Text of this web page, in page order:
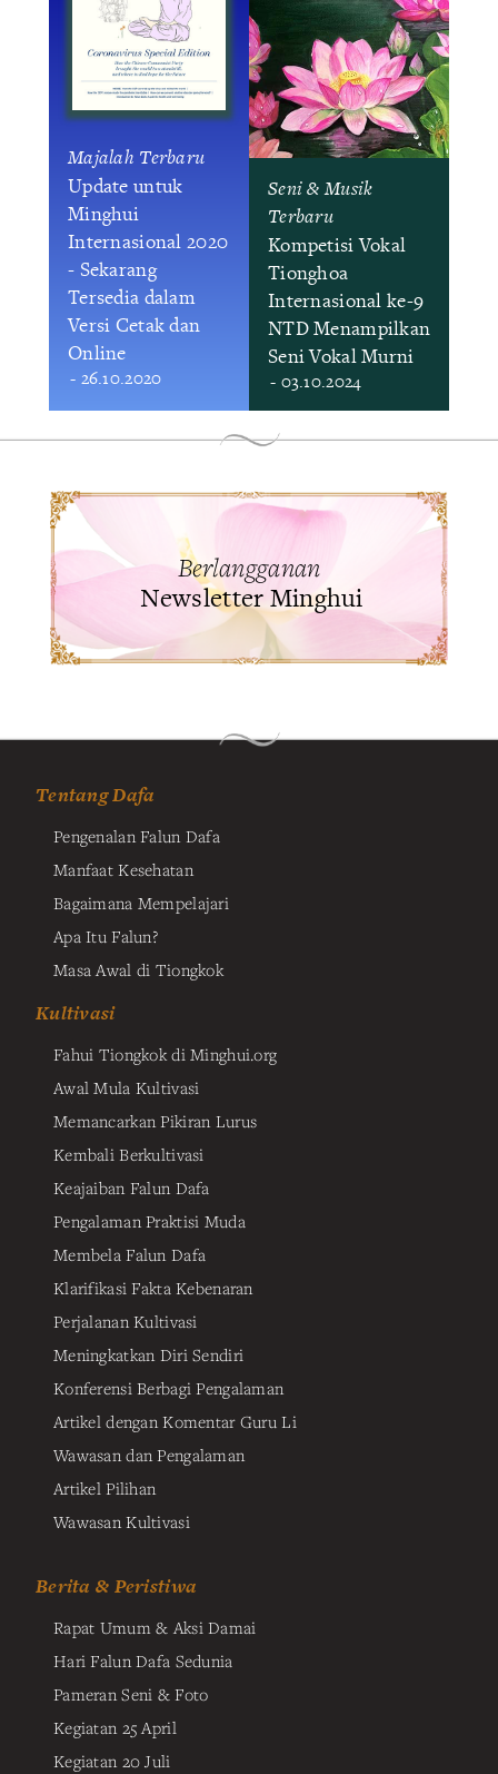
Majalah Terbaru
Update untuk
Minghui
Internasional 2020
- Sekarang
Tersedia dalam
Versi Cetak dan
Online
- 26.10.2020
Seni & Musik
Terbaru
Kompetisi Vokal
Tionghoa
Internasional ke-9
NTD Menampilkan
Seni Vokal Murni
- 03.10.2024
Berlangganan
Newsletter Minghui
Tentang Dafa
Pengenalan Falun Dafa
Manfaat Kesehatan
Bagaimana Mempelajari
Apa Itu Falun?
Masa Awal di Tiongkok
Kultivasi
Fahui Tiongkok di Minghui.org
Awal Mula Kultivasi
Memancarkan Pikiran Lurus
Kembali Berkultivasi
Keajaiban Falun Dafa
Pengalaman Praktisi Muda
Membela Falun Dafa
Klarifikasi Fakta Kebenaran
Perjalanan Kultivasi
Meningkatkan Diri Sendiri
Konferensi Berbagi Pengalaman
Artikel dengan Komentar Guru Li
Wawasan dan Pengalaman
Artikel Pilihan
Wawasan Kultivasi
Berita & Peristiwa
Rapat Umum & Aksi Damai
Hari Falun Dafa Sedunia
Pameran Seni & Foto
Kegiatan 25 April
Kegiatan 20 Juli